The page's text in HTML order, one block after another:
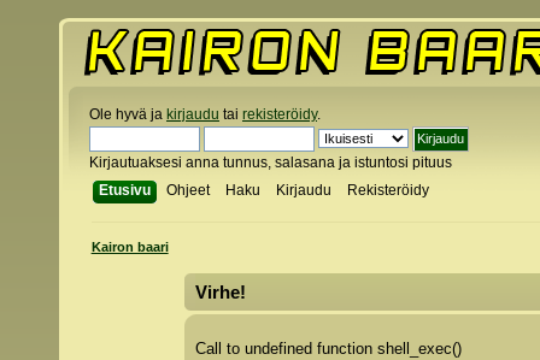
Ole hyvä ja kirjaudu tai rekisteröidy.
Kirjautuaksesi anna tunnus, salasana ja istuntosi pituus
Etusivu
Ohjeet Haku Kirjaudu Rekisteröidy
Kairon baari
Virhe!
Call to undefined function shell_exec()